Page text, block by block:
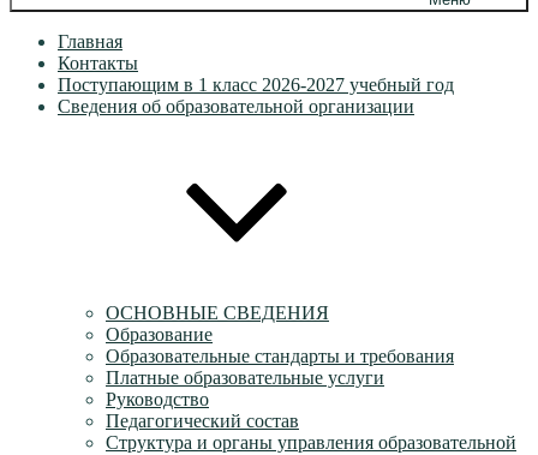
Главная
Контакты
Поступающим в 1 класс 2026-2027 учебный год
Сведения об образовательной организации
ОСНОВНЫЕ СВЕДЕНИЯ
Образование
Образовательные стандарты и требования
Платные образовательные услуги
Руководство
Педагогический состав
Структура и органы управления образовательной